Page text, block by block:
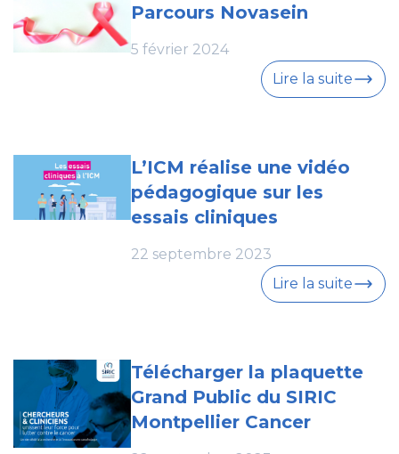
Parcours Novasein
5 février 2024
Lire la suite
L’ICM réalise une vidéo
pédagogique sur les
essais cliniques
22 septembre 2023
Lire la suite
Télécharger la plaquette
Grand Public du SIRIC
Montpellier Cancer